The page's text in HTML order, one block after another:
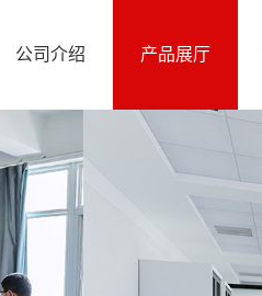
公司介绍 产品展厅